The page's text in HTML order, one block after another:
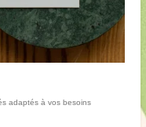
adaptés à vos besoins